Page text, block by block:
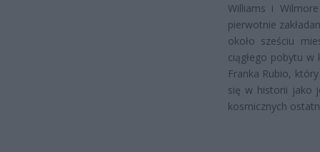
Williams i
pierwotnie
około sześciu
ciągłego pobytu
Franka Rubio,
się w historii jako
kosmicznych